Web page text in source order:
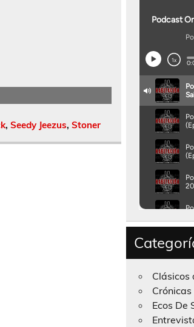
, Seedy Jeezus, Stoner
Clásicos
Crónicas
Ecos De